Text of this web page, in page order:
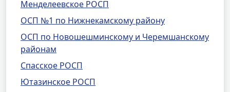
Менделеевское РОСП
ОСП №1 по Нижнекамскому району
ОСП по Новошешминскому и Черемшанскому
районам
Спасское РОСП
Ютазинское РОСП